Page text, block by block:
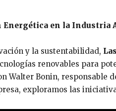
Energética en la Industria
y la sustentabilidad,
renovables para
Walter Bonin, responsable
exploramos las